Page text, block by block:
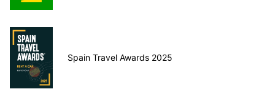
Spain Travel Awards 2025